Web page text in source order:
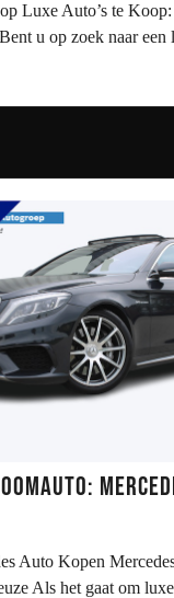
u op zoek naar een
Als het gaat om